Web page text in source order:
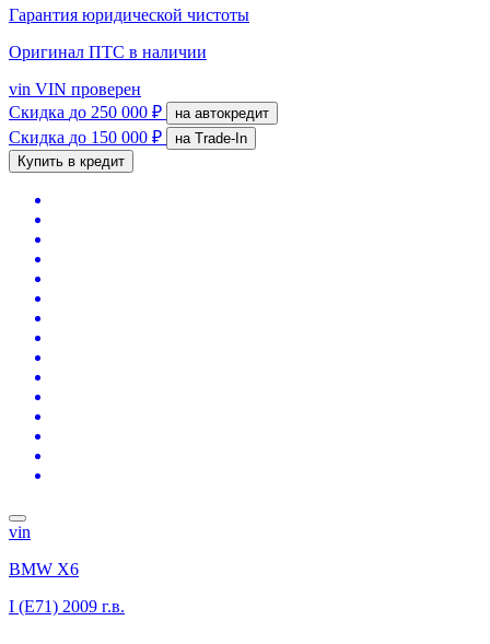
Гарантия юридической чистоты
Оригинал ПТС в наличии
vin VIN проверен
Скидка до 250 000 ₽ на автокредит
Скидка до 150 000 ₽
на Trade-In
Купить в кредит
vin
BMW X6
I (E71) 2009 г.в.